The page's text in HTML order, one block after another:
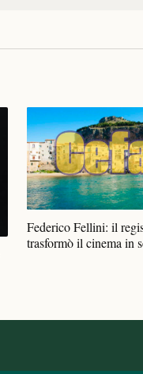
Federico Fellini: il
trasformò il cinema in